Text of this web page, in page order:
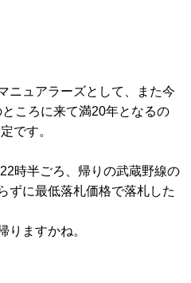
ニュアラーズとして、また今
ころに来て満20年となるの
です。
時半ごろ、帰りの武蔵野線の
ずに最低落札価格で落札した
りますかね。